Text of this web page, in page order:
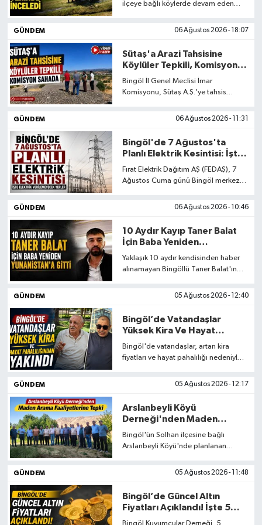
ilçeye bağlı köylerde devam eden
ilgililerden bilgi aldı.
GÜNDEM 06 Ağustos 2026 - 18:07
Sütaş'a Arazi Tahsisine
Köylüler Tepkili, Komisyon
Sahada
Bingöl İl Genel Meclisi İmar
Komisyonu, Sütaş A.Ş.'ye tahsis
GÜNDEM 06 Ağustos 2026 - 11:31
Bingöl'de 7 Ağustos'ta
Planlı Elektrik Kesintisi: İşte
Elektrik Verilemeyecek
Yerler
Fırat Elektrik Dağıtım AŞ (FEDAŞ), 7
Ağustos Cuma günü Bingöl merkez
bakım çalışmaları nedeniyle planlı
GÜNDEM 06 Ağustos 2026 - 10:46
10 Aydır Kayıp Taner Balat
İçin Baba Yeniden
Yunanistan'a Gitti
Yaklaşık 10 aydır kendisinden haber
alınamayan Bingöllü Taner Balat'ın
öğrenebilmek için yeniden
konsolosluğu aileyle iletişimini
sürdürürken, arama süreci de
yakından takip ediliyor.
GÜNDEM 05 Ağustos 2026 - 12:40
Bingöl’de Vatandaşlar
Yüksek Kira Ve Hayat
Pahalılığından Yakındı
Bingöl'de vatandaşlar, artan kira
fiyatları ve hayat pahalılığı nedeniyle
açıklanan enflasyon rakamlarının
maliyetleri nedeniyle alım gücünün
giderek düştüğünü dile getirdi.
GÜNDEM 05 Ağustos 2026 - 12:17
Arslanbeyli Köyü
Derneği'nden Maden
Arama Faaliyetlerine Tepki
Bingöl'ün Solhan ilçesine bağlı
Arslanbeyli Köyü'nde planlanan
derneğinden tepki geldi. Dernek,
hukuki süreci başlatacaklarını
açıkladı.
GÜNDEM 05 Ağustos 2026 - 11:48
Bingöl’de Güncel Altın
Fiyatları Açıklandı! İşte 5
Ağustos 2026 Fiyat Listesi